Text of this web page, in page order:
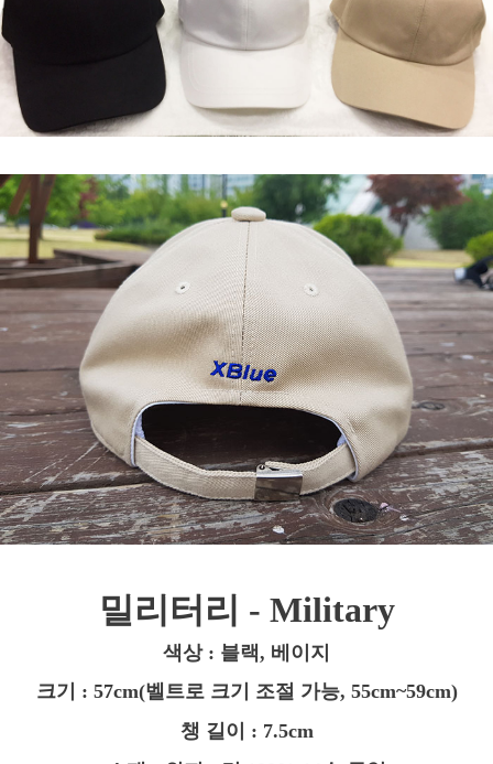
밀리터리 - Military
색상 : 블랙, 베이지
크기 : 57cm(벨트로 크기 조절 가능, 55cm~59cm)
챙 길이 : 7.5cm